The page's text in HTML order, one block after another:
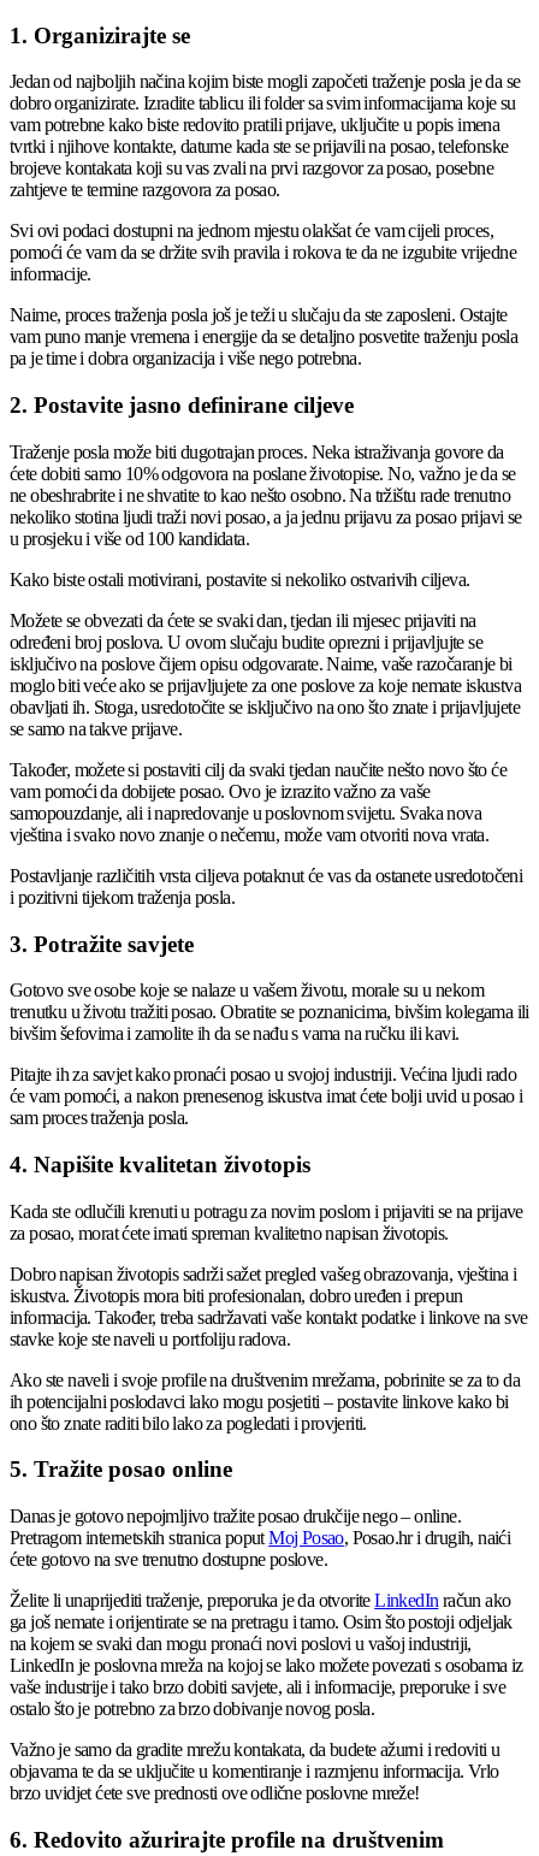
1. Organizirajte se
Jedan od najboljih načina kojim biste mogli započeti traženje posla je da se
dobro organizirate. Izradite tablicu ili folder sa svim informacijama koje su
vam potrebne kako biste redovito pratili prijave, uključite u popis imena
tvrtki i njihove kontakte, datume kada ste se prijavili na posao, telefonske
brojeve kontakata koji su vas zvali na prvi razgovor za posao, posebne
zahtjeve te termine razgovora za posao.
Svi ovi podaci dostupni na jednom mjestu olakšat će vam cijeli proces,
pomoći će vam da se držite svih pravila i rokova te da ne izgubite vrijedne
informacije.
Naime, proces traženja posla još je teži u slučaju da ste zaposleni. Ostajte
vam puno manje vremena i energije da se detaljno posvetite traženju posla
pa je time i dobra organizacija i više nego potrebna.
2. Postavite jasno definirane ciljeve
Traženje posla može biti dugotrajan proces. Neka istraživanja govore da
ćete dobiti samo 10% odgovora na poslane životopise. No, važno je da se
ne obeshrabrite i ne shvatite to kao nešto osobno. Na tržištu rade trenutno
nekoliko stotina ljudi traži novi posao, a ja jednu prijavu za posao prijavi se
u prosjeku i više od 100 kandidata.
Kako biste ostali motivirani, postavite si nekoliko ostvarivih ciljeva.
Možete se obvezati da ćete se svaki dan, tjedan ili mjesec prijaviti na
određeni broj poslova. U ovom slučaju budite oprezni i prijavljujte se
isključivo na poslove čijem opisu odgovarate. Naime, vaše razočaranje bi
moglo biti veće ako se prijavljujete za one poslove za koje nemate iskustva
obavljati ih. Stoga, usredotočite se isključivo na ono što znate i prijavljujete
se samo na takve prijave.
Također, možete si postaviti cilj da svaki tjedan naučite nešto novo što će
vam pomoći da dobijete posao. Ovo je izrazito važno za vaše
samopouzdanje, ali i napredovanje u poslovnom svijetu. Svaka nova
vještina i svako novo znanje o nečemu, može vam otvoriti nova vrata.
Postavljanje različitih vrsta ciljeva potaknut će vas da ostanete usredotočeni
i pozitivni tijekom traženja posla.
3. Potražite savjete
Gotovo sve osobe koje se nalaze u vašem životu, morale su u nekom
trenutku u životu tražiti posao. Obratite se poznanicima, bivšim kolegama ili
bivšim šefovima i zamolite ih da se nađu s vama na ručku ili kavi.
Pitajte ih za savjet kako pronaći posao u svojoj industriji. Većina ljudi rado
će vam pomoći, a nakon prenesenog iskustva imat ćete bolji uvid u posao i
sam proces traženja posla.
4. Napišite kvalitetan životopis
Kada ste odlučili krenuti u potragu za novim poslom i prijaviti se na prijave
za posao, morat ćete imati spreman kvalitetno napisan životopis.
Dobro napisan životopis sadrži sažet pregled vašeg obrazovanja, vještina i
iskustva. Životopis mora biti profesionalan, dobro uređen i prepun
informacija. Također, treba sadržavati vaše kontakt podatke i linkove na sve
stavke koje ste naveli u portfoliju radova.
Ako ste naveli i svoje profile na društvenim mrežama, pobrinite se za to da
ih potencijalni poslodavci lako mogu posjetiti – postavite linkove kako bi
ono što znate raditi bilo lako za pogledati i provjeriti.
5. Tražite posao online
Danas je gotovo nepojmljivo tražite posao drukčije nego – online.
Pretragom internetskih stranica poputMoj Posao, Posao.hr i drugih, naići
ćete gotovo na sve trenutno dostupne poslove.
Želite li unaprijediti traženje, preporuka je da otvoriteLinkedIn račun ako
ga još nemate i orijentirate se na pretragu i tamo. Osim što postoji odjeljak
na kojem se svaki dan mogu pronaći novi poslovi u vašoj industriji,
LinkedIn je poslovna mreža na kojoj se lako možete povezati s osobama iz
vaše industrije i tako brzo dobiti savjete, ali i informacije, preporuke i sve
ostalo što je potrebno za brzo dobivanje novog posla.
Važno je samo da gradite mrežu kontakata, da budete ažurni i redoviti u
objavama te da se uključite u komentiranje i razmjenu informacija. Vrlo
brzo uvidjet ćete sve prednosti ove odlične poslovne mreže!
6. Redovito ažurirajte profile na društvenim